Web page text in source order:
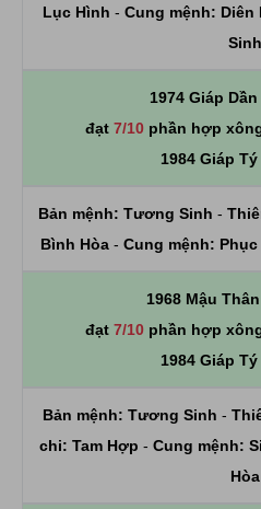
Lục Hình - Cung mệnh: Diên
Sinh
1974 Giáp
đạt 7/10phần hợp
1984 Giáp
Bản mệnh: Tương Sinh -
Bình Hòa - Cung mệnh: Phục
1968 Mậu
đạt 7/10phần hợp
1984 Giáp
Bản mệnh: Tương Sinh -
chi: Tam Hợp - Cung mệnh:
Hòa